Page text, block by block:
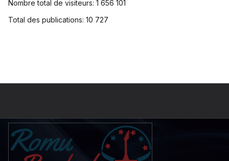
Nombre total de visiteurs: 1 656 101
Total des publications: 10 727